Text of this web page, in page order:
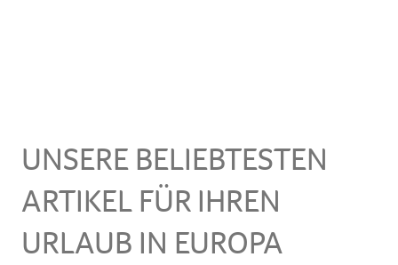
UNSERE BELIEBTESTEN
ARTIKEL FÜR IHREN
URLAUB IN EUROPA